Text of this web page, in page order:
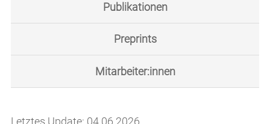
Publikationen
Preprints
Mitarbeiter:innen